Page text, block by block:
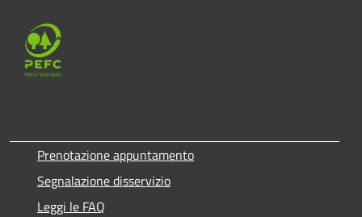
Prenotazione appuntamento
Segnalazione disservizio
Leggi le FAQ